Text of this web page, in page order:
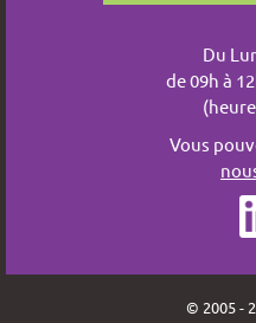
Du
de 09h à
Vous
© 2005 -